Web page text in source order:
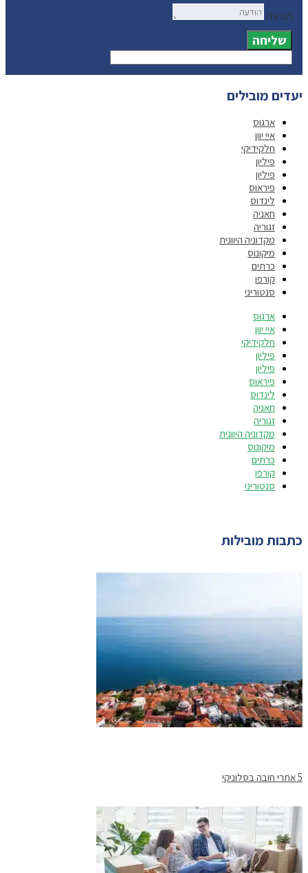
הודעה
שליחה
יעדים מובילים
ארגוס
איי יוון
חלקידיקי
פיליון
פיליון
פיראוס
לינדוס
חאניה
זגוריה
מקדוניה היוונית
מיקונוס
כרתים
קורפו
סנטוריני
ארגוס
איי יוון
חלקידיקי
פיליון
פיליון
פיראוס
לינדוס
חאניה
זגוריה
מקדוניה היוונית
מיקונוס
כרתים
קורפו
סנטוריני
כתבות מובילות
5 אתרי חובה בסלוניקי